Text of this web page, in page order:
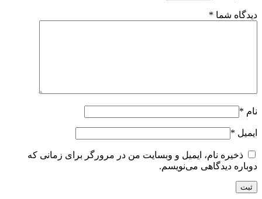
دیدگاه شما *
نام *
ایمیل *
ذخیره نام، ایمیل و وبسایت من در مرورگر برای زمانی که
دوباره دیدگاهی می‌نویسم.